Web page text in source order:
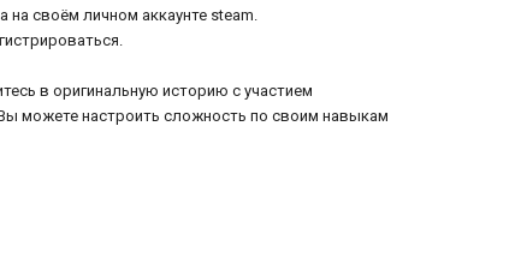
на своём личном аккаунте steam.
в оригинальную историю с участием
можете настроить сложность по своим навыкам